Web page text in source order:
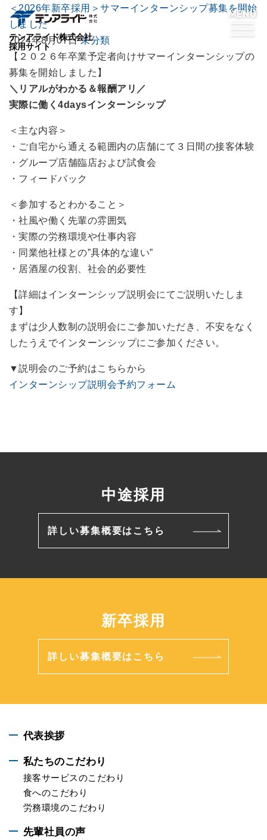
テンアライド株式会社
採用サイト
＜2026年新卒採用＞サマーインターンシップ募集を開始
しました
2024年8月07日未分類
【２０２６年卒業予定者向けサマーインターンシップの
募集を開始しました】
＼リアルがわかる＆報酬アリ／
実際に働く4daysインターンシップ
＜主な内容＞
・ご自宅から通える範囲内の店舗にて３日間の接客体験
・グループ店舗臨店および試食会
・フィードバック
＜参加するとわかること＞
・社風や働く先輩の雰囲気
・実際の労務環境や仕事内容
・同業他社様との”具体的な違い”
・居酒屋の役割、社会的必要性
【詳細はインターンシップ説明会にてご説明いたしま
す】
まずは少人数制の説明会にご参加いただき、不安をなく
したうえでインターンシップにご参加ください。
▼説明会のご予約はこちらから
インターンシップ説明会予約フォーム
中途採用
詳しい募集概要はこちら
新卒採用
詳しい募集概要はこちら
代表挨拶
私たちのこだわり
接客サービスのこだわり
食へのこだわり
労務環境のこだわり
先輩社員の声